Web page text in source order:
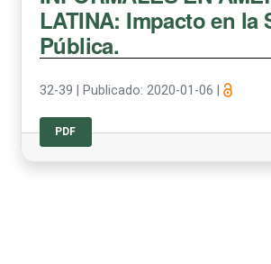
LATINA: Impacto en la
Pública.
32-39 Publicado: 2020-01-06
PDF